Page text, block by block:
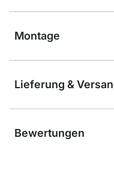
Montage
Lieferung &
Bewertungen